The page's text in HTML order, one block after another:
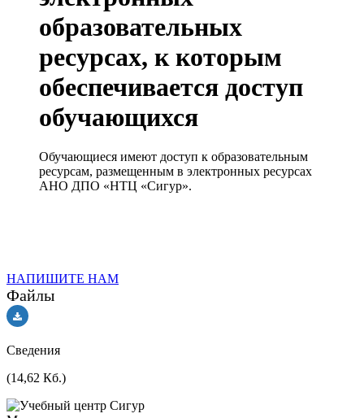
образовательных
ресурсах, к которым
обеспечивается доступ
обучающихся
Обучающиеся имеют доступ к образовательным
ресурсам, размещенным в электронных ресурсах
АНО ДПО «НТЦ «Сигур».
НАПИШИТЕ НАМ
Файлы
Сведения
(14,62 Кб.)